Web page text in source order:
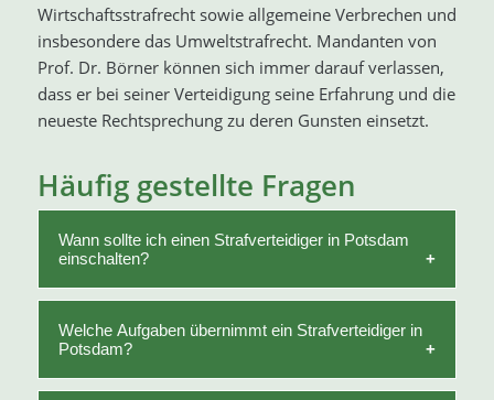
Wirtschaftsstrafrecht sowie allgemeine Verbrechen und
insbesondere das Umweltstrafrecht. Mandanten von
Prof. Dr. Börner können sich immer darauf verlassen,
dass er bei seiner Verteidigung seine Erfahrung und die
neueste Rechtsprechung zu deren Gunsten einsetzt.
Häufig gestellte Fragen
Wann sollte ich einen Strafverteidiger in Potsdam
einschalten?
Ein Strafverteidiger sollte möglichst frühzeitig
kontaktiert werden, idealerweise bereits im
Ermittlungsverfahren. Eine frühe Verteidigung
Welche Aufgaben übernimmt ein Strafverteidiger in
Potsdam?